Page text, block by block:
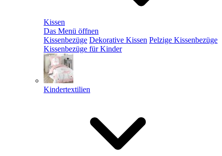
Kissen
Das Menü öffnen
Kissenbezüge Dekorative Kissen Pelzige Kissenbezüge
Kissenbezüge für Kinder
Kindertextilien